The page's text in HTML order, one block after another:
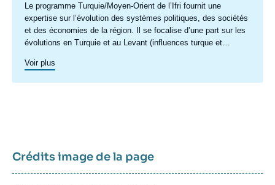
Accroche
centre
Le programme Turquie/Moyen-Orient de l’Ifri fournit une
expertise sur l’évolution des systèmes politiques, des sociétés
et des économies de la région. Il se focalise d’une part sur les
évolutions en Turquie et au Levant (influences turque et
recompositions diplomatiques), et également au Maghreb
Voir plus
Crédits image de la page